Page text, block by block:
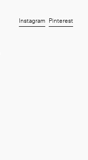
Instagram Pinterest